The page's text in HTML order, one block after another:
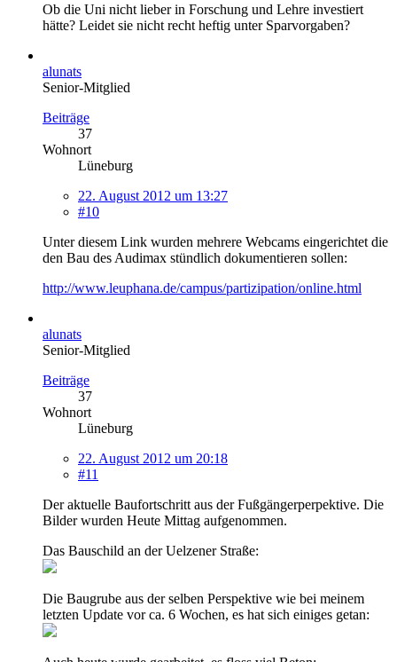
Ob die Uni nicht lieber in Forschung und Lehre investiert
hätte? Leidet sie nicht recht heftig unter Sparvorgaben?
alunats
Senior-Mitglied
Beiträge
37
Wohnort
Lüneburg
22. August 2012 um 13:27
#10
Unter diesem Link wurden mehrere Webcams eingerichtet die
den Bau des Audimax stündlich dokumentieren sollen:
http://www.leuphana.de/campus/partizipation/online.html
alunats
Senior-Mitglied
Beiträge
37
Wohnort
Lüneburg
22. August 2012 um 20:18
#11
Der aktuelle Baufortschritt aus der Fußgängerperpektive. Die
Bilder wurden Heute Mittag aufgenommen.
Das Bauschild an der Uelzener Straße:
Die Baugrube aus der selben Perspektive wie bei meinem
letzten Update vor ca. 6 Wochen, es hat sich einiges getan: